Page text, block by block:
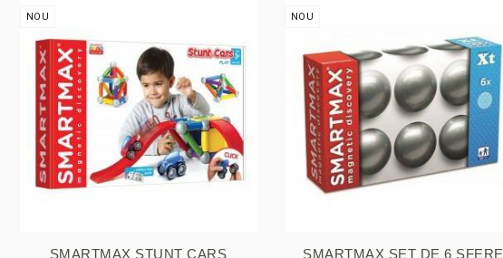
NOU
SMARTMAX STUNT CARS
NOU
SMARTMAX SET DE 6 SFERE